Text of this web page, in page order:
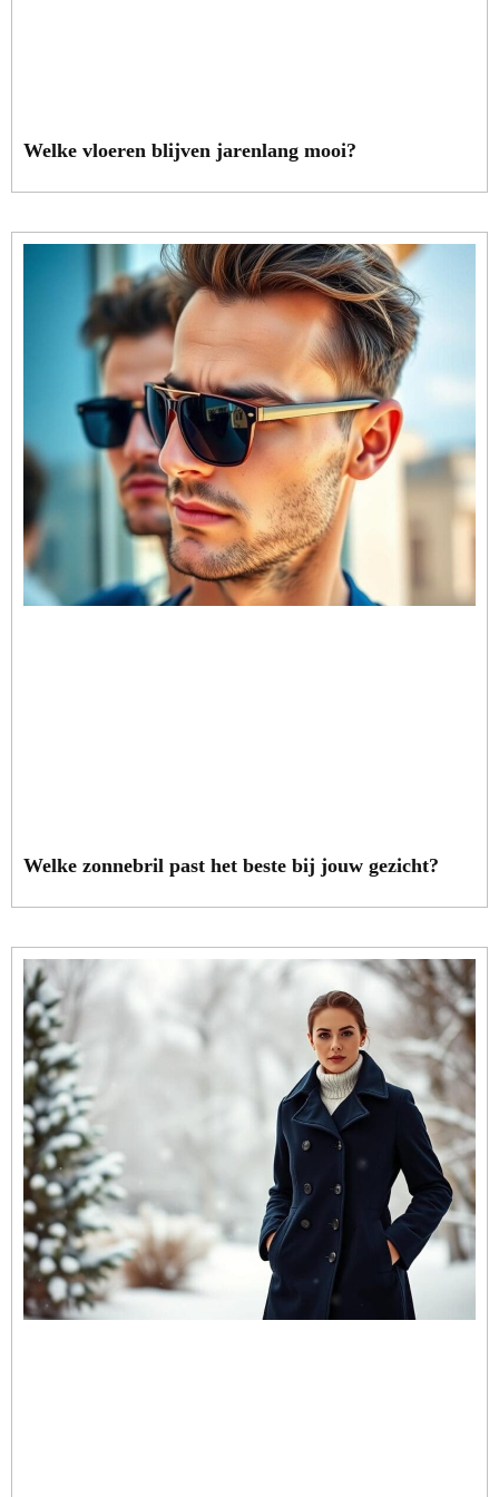
Welke vloeren blijven jarenlang mooi?
Welke zonnebril past het beste bij jouw gezicht?